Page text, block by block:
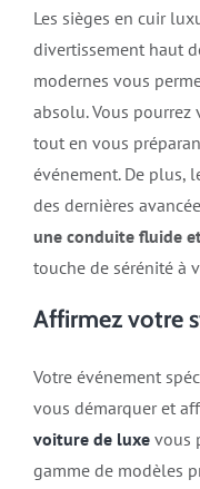
Les sièges en cuir
divertissement haut
modernes vous
absolu. Vous
tout en vous
événement. De plus,
des dernières
une conduite fluide
touche de sérénité à
Affirmez votre
Votre événement
vous démarquer et
voiture de luxe vous
gamme de modèles